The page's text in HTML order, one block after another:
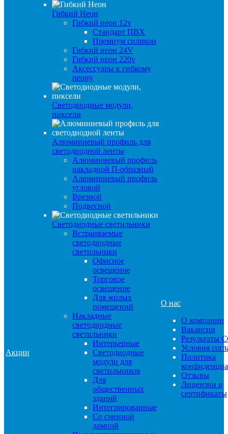
Акции
Гибкий Неон
Гибкий неон 12v
Стандарт ПВХ
Премиум силикон
Гибкий неон 24V
Гибкий неон 220v
Аксессуары к гибкому
неону
Светодиодные модули,
пиксели
Алюминиевый профиль для
светодиодной ленты
Алюминиевый профиль
накладной П-образный
Алюминиевый профиль
угловой
Врезной
Подвесной
Светодиодные светильники
Встраиваемые
светодиодные
светильники
Офисное
освещение
Торговое
освещение
Для жилых
помещений
Накладные
светодиодные
светильники
Интерьерные
Светодиодные
модули для
светильников
Для
общественных
зданий
Интегрированные
Со сменной
лампой
О нас
О компании
Вакансии
Результаты
Условия
Политика
Отзывы
Лицензии и
сертификаты